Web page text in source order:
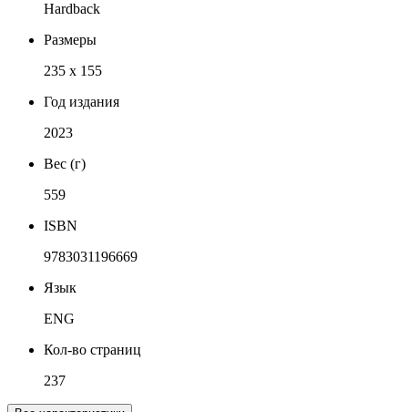
Hardback
Размеры
235 x 155
Год издания
2023
Вес (г)
559
ISBN
9783031196669
Язык
ENG
Кол-во страниц
237